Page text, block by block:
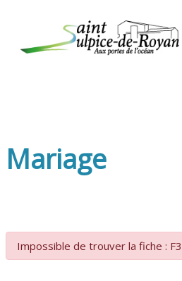
Mariage
Impossible de trouver la fiche :